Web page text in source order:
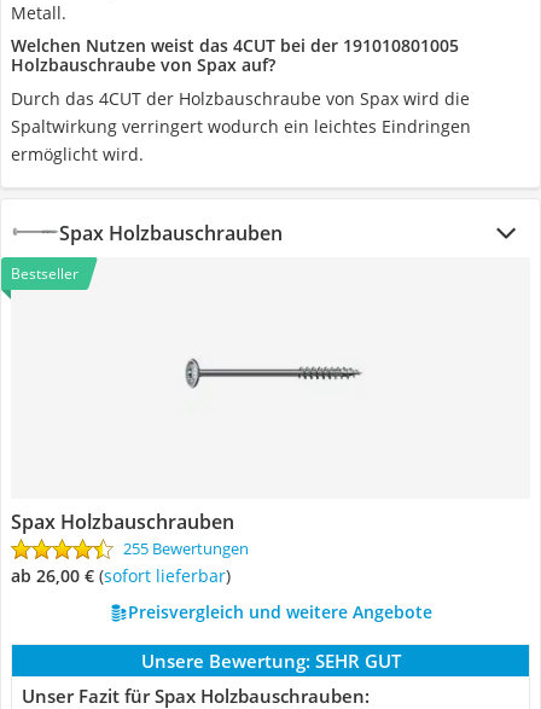
Metall.
Welchen Nutzen weist das 4CUT bei der 191010801005
Holzbauschraube von Spax auf?
Durch das 4CUT der Holzbauschraube von Spax wird die
Spaltwirkung verringert wodurch ein leichtes Eindringen
ermöglicht wird.
Spax Holzbauschrauben
Bestseller
Spax Holzbauschrauben
255 Bewertungen
ab 26,00 € ( Sofort lieferbar)
Preisvergleich und weitere Angebote
Unsere Bewertung: SEHR GUT
Unser Fazit für Spax Holzbauschrauben: